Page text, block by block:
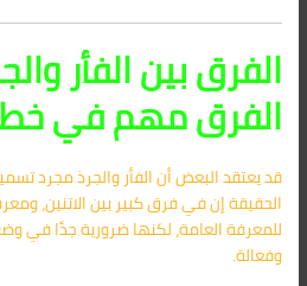
الفرق بين الفأر
الفرق مهم في خطة
قد يعتقد البعض أن الفأر والجرذ مجرد
الحقيقة إن في فرق كبير بين الاتنين،
للمعرفة العامة، لكنها ضرورية جدًا في
وفعالة.